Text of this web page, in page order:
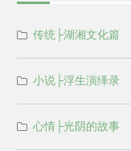
传统├湖湘文化篇
小说├浮生演绎录
心情├光阴的故事